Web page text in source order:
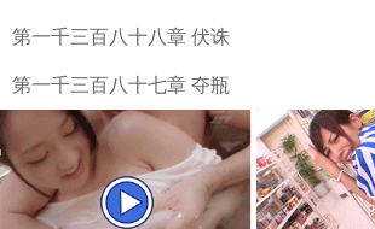
第一千三百八十八章 伏诛
第一千三百八十七章 夺瓶